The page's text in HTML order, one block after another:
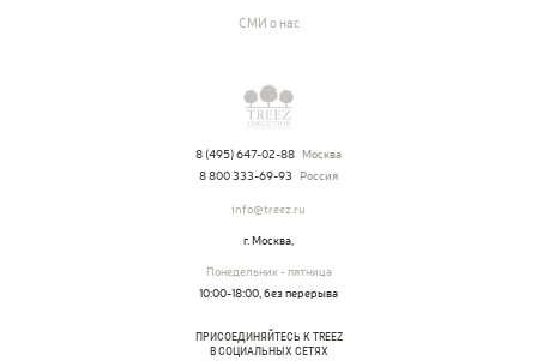
СМИ о нас
8 (495) 647-02-88 Москва
8 800 333-69-93
Россия
info@treez.ru
г. Москва,
Понедельник - пятница
10:00-18:00, без перерыва
ПРИСОЕДИНЯЙТЕСЬ К TREEZ
В СОЦИАЛЬНЫХ СЕТЯХ